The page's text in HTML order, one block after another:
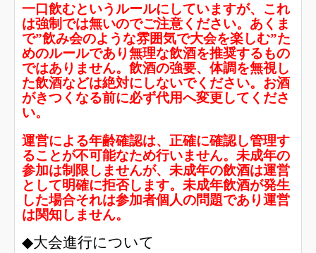
一口飲むというルールにしていますが、これ
は強制では無いのでご注意ください。あくま
で”飲み会のような雰囲気で大会を楽しむ”た
めのルールであり無理な飲酒を推奨するもの
ではありません。飲酒の強要、体調を無視し
た飲酒などは絶対にしないでください。お酒
がきつくなる前に必ず代用へ変更してくださ
い。
運営による年齢確認は、正確に確認し管理す
ることが不可能なため行いません。 未成年の
参加は制限しませんが、未成年の飲酒は運営
として明確に拒否します。 未成年飲酒が発生
した場合それは参加者個人の問題であり運営
は関知しません。
◆大会進行について